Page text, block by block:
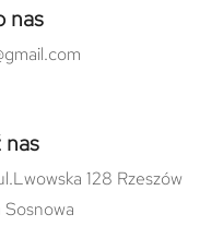
nas
128 Rzeszów